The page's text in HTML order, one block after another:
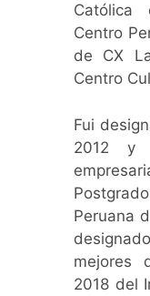
Católica
Centro
de CX
Centro
Fui
2012 y
Peruana
mejores
2018 del